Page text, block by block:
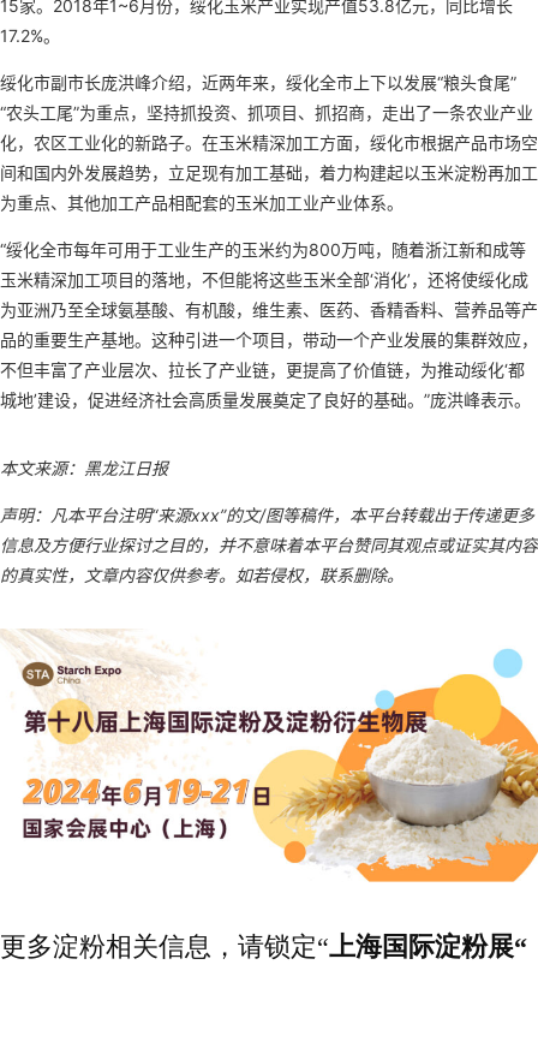
15家。2018年1~6月份，绥化玉米产业实现产值53.8亿元，同比增长
17.2%。
绥化市副市长庞洪峰介绍，近两年来，绥化全市上下以发展“粮头食尾”
“农头工尾”为重点，坚持抓投资、抓项目、抓招商，走出了一条农业产业
化，农区工业化的新路子。在玉米精深加工方面，绥化市根据产品市场空
间和国内外发展趋势，立足现有加工基础，着力构建起以玉米淀粉再加工
为重点、其他加工产品相配套的玉米加工业产业体系。
“绥化全市每年可用于工业生产的玉米约为800万吨，随着浙江新和成等
玉米精深加工项目的落地，不但能将这些玉米全部‘消化’，还将使绥化成
为亚洲乃至全球氨基酸、有机酸，维生素、医药、香精香料、营养品等产
品的重要生产基地。这种引进一个项目，带动一个产业发展的集群效应，
不但丰富了产业层次、拉长了产业链，更提高了价值链，为推动绥化‘都
城地’建设，促进经济社会高质量发展奠定了良好的基础。”庞洪峰表示。
本文来源：黑龙江日报
声明：凡本平台注明“来源xxx”的文/图等稿件，本平台转载出于传递更多
信息及方便行业探讨之目的，并不意味着本平台赞同其观点或证实其内容
的真实性，文章内容仅供参考。如若侵权，联系删除。
更多淀粉相关信息，请锁定“上海国际淀粉展“